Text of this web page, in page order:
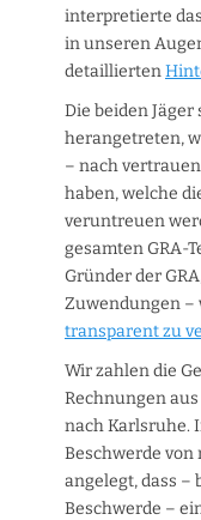
interpretierte
in unseren
detaillierten
Die beiden
herangetreten,
– nach
haben, welche
veruntreuen
gesamten GRA-
Gründer der
Zuwendungen –
transparent zu
Wir zahlen die
Rechnungen
nach Karlsruhe.
Beschwerde
angelegt, dass –
Beschwerde –